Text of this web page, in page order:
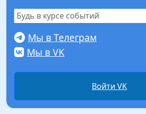
Будь в курсе событий
Мы в Телеграм
Мы в VK
Войти VK